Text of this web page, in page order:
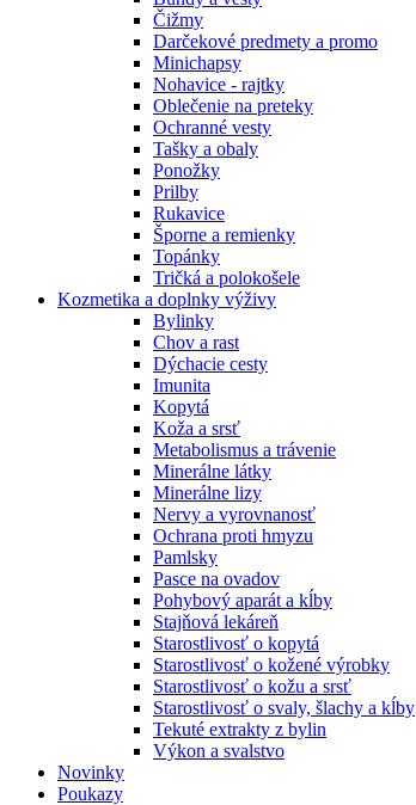
Čižmy
Darčekové predmety a promo
Minichapsy
Nohavice - rajtky
Oblečenie na preteky
Ochranné vesty
Tašky a obaly
Ponožky
Prilby
Rukavice
Šporne a remienky
Topánky
Tričká a polokošele
Kozmetika a doplnky výživy
Bylinky
Chov a rast
Dýchacie cesty
Imunita
Kopytá
Koža a srsť
Metabolismus a trávenie
Minerálne látky
Minerálne lizy
Nervy a vyrovnanosť
Ochrana proti hmyzu
Pamlsky
Pasce na ovadov
Pohybový aparát a kĺby
Stajňová lekáreň
Starostlivosť o kopytá
Starostlivosť o kožené výrobky
Starostlivosť o kožu a srsť
Starostlivosť o svaly, šlachy a kĺby
Tekuté extrakty z bylin
Výkon a svalstvo
Novinky
Poukazy